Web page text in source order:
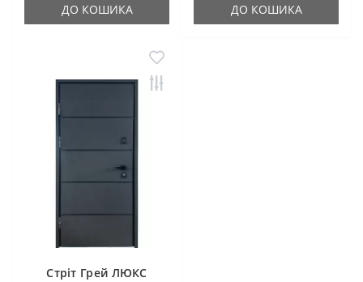
ДО КОШИКА ДО КОШИКА
Стріт Грей ЛЮКС